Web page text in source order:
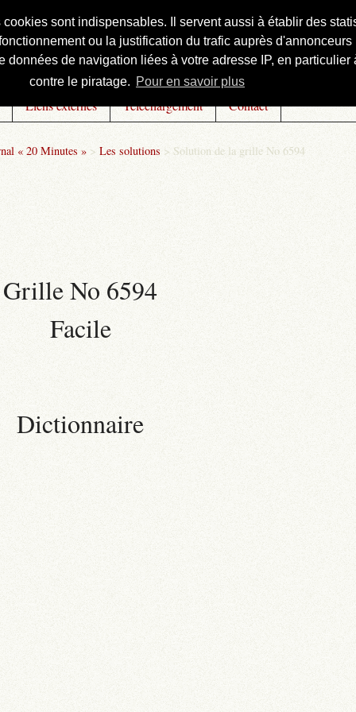
sont indispensables. Il servent aussi à établir des
ou la justification du trafic auprès
de navigation liées à votre adresse IP, en
contre le piratage. Pour en savoir plus
Liens externes Téléchargement Contact
« 20 Minutes » > Les solutions > Solution de la grille No 6594
Grille No 6594
Facile
Dictionnaire